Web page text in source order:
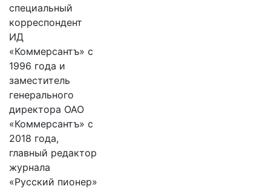
специальный
корреспондент
ИД
«Коммерсантъ» с
1996 года и
заместитель
генерального
директора ОАО
«Коммерсантъ» с
2018 года,
главный редактор
журнала
«Русский пионер»